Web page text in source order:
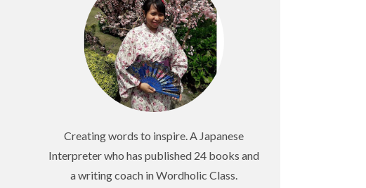
Creating words to inspire. A Japanese
Interpreter who has published 24 books and
a writing coach in Wordholic Class.